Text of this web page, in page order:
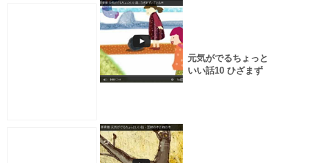
元気がでるちょっと
いい話10 ひざまず